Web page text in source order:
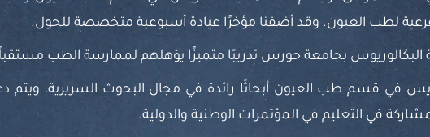
لطب العيون. وقد أضفنا مؤخرًا عيادة أسبوعية متخصصة للحول.
بجامعة حورس تدريبًا متميزًا يؤهلهم لممارسة الطب
في قسم طب العيون أبحاثًا رائدة في مجال البحوث السريرية،
في التعليم في المؤتمرات الوطنية والدولية.